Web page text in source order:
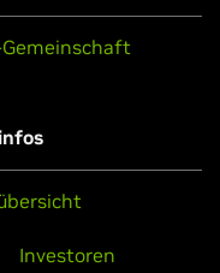
Investoren